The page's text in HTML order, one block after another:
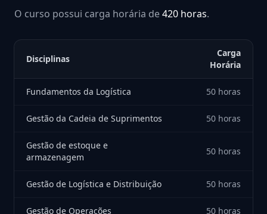
O curso possui carga horária de420 horas.
Disciplinas
Carga
Horária
Fundamentos da Logística 50 horas
Gestão da Cadeia de Suprimentos 50 horas
Gestão de estoque e
armazenagem
50 horas
Gestão de Logística e Distribuição 50 horas
Gestão de Operações 50 horas